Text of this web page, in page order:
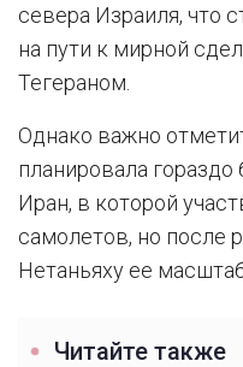
севера Израиля, что
на пути к мирной
Тегераном.
Однако важно
планировала
Иран, в которой
самолетов, но после
Нетаньяху ее
Читайте также